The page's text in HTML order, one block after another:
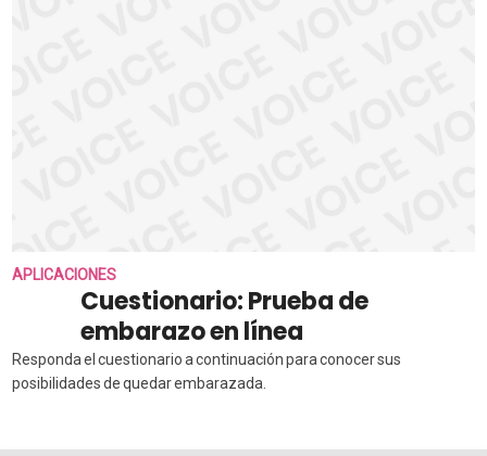
APLICACIONES
Cuestionario: Prueba de
embarazo en línea
Responda el cuestionario a continuación para conocer sus
posibilidades de quedar embarazada.